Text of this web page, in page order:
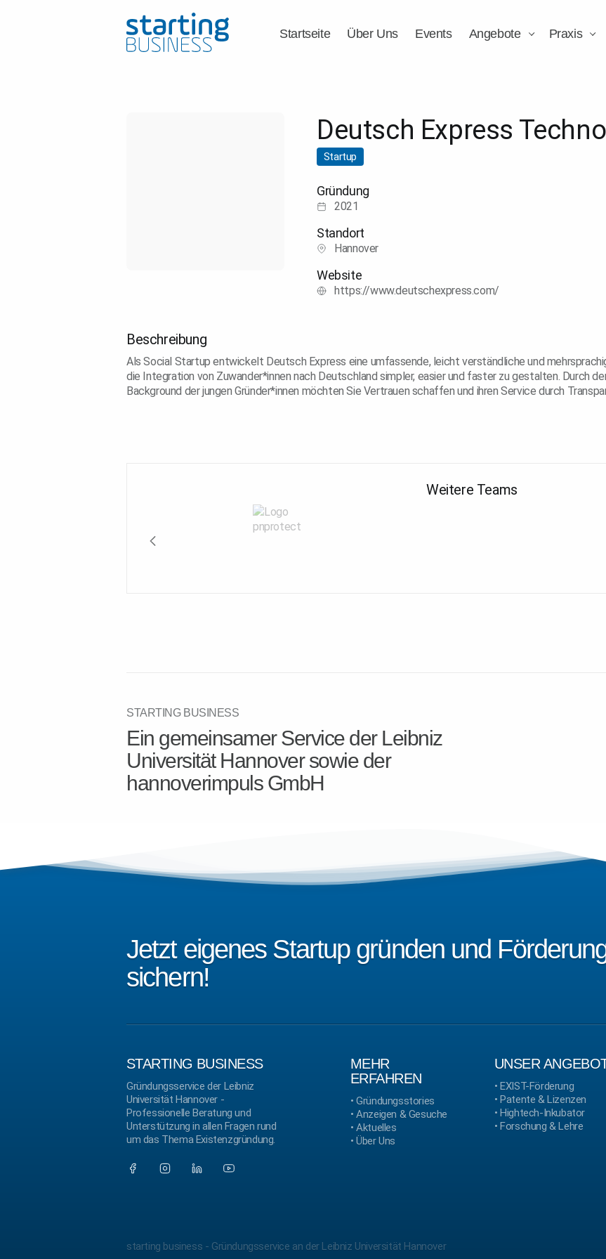
Startseite Über Uns Events Angebote Praxis
Deutsch Express
Startup
Gründung
2021
Standort
Hannover
Website
https://www.deutschexpress.com/
Beschreibung
Als Social Startup entwickelt Deutsch Express eine umfassende, leicht verständliche und
die Integration von Zuwander*innen nach Deutschland simpler, easier und faster zu gestalten. Durch
Background der jungen Gründer*innen möchten Sie Vertrauen schaffen und ihren Service durch
Weitere Teams
STARTING BUSINESS
Ein gemeinsamer Service der Leibniz
Universität Hannover sowie der
hannoverimpuls GmbH
Jetzt eigenes Startup gründen und
sichern!
STARTING BUSINESS
Gründungsservice der Leibniz
Universität Hannover -
Professionelle Beratung und
Unterstützung in allen Fragen rund
um das Thema Existenzgründung.
MEHR
ERFAHREN
•Gründungsstories
•Anzeigen & Gesuche
•Aktuelles
•Über Uns
UNSER
• EXIST-Förderung
• Patente & Lizenzen
• Hightech-Inkubator
• Forschung & Lehre
starting business - Gründungsservice an der Leibniz Universität Hannover